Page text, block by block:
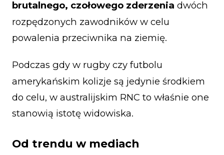
brutalnego, czołowego zderzenia dwóch
rozpędzonych zawodników w celu
powalenia przeciwnika na ziemię.
Podczas gdy w rugby czy futbolu
amerykańskim kolizje są jedynie środkiem
do celu, w australijskim RNC to właśnie one
stanowią istotę widowiska.
Od trendu w mediach